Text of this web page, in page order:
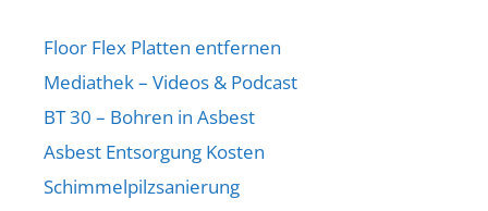
Floor Flex Platten entfernen
Mediathek – Videos & Podcast
BT 30 – Bohren in Asbest
Asbest Entsorgung Kosten
Schimmelpilzsanierung